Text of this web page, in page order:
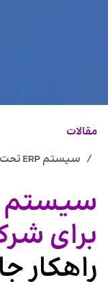
مقالات
سیستم ERP تحت وب برای شرکت خدماتی: راهکار جامع مدیریت کسب‌وکار
برای
راهکار